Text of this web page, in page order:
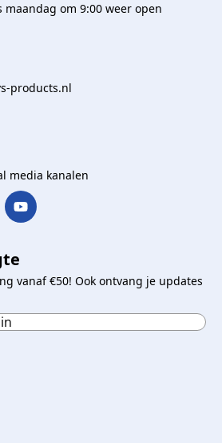
maandag om 9:00 weer open
products.nl
media kanalen
vanaf €50! Ook ontvang je updates